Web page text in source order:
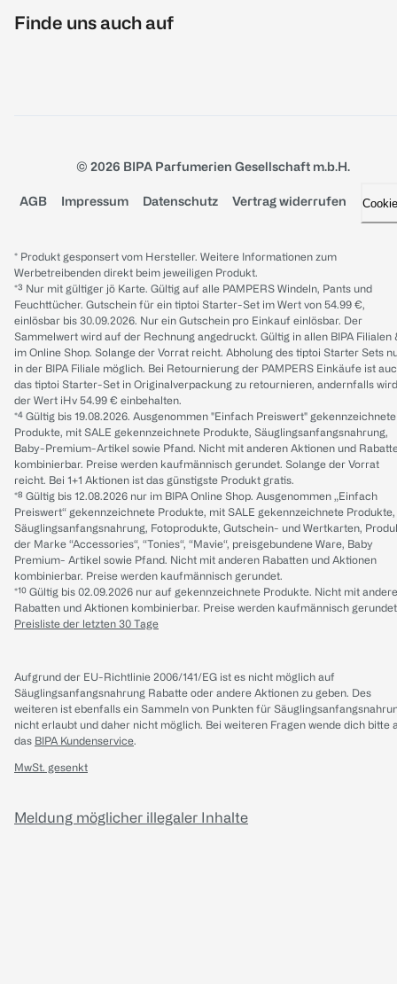
Finde uns auch auf
© 2026 BIPA Parfumerien Gesellschaft m.b.H.
AGB Impressum Datenschutz Vertrag widerrufen
* Produkt gesponsert vom Hersteller. Weitere Informationen zum
Werbetreibenden direkt beim jeweiligen Produkt.
*³ Nur mit gültiger jö Karte. Gültig auf alle PAMPERS Windeln, Pants und
Feuchttücher. Gutschein für ein tiptoi Starter-Set im Wert von 54.99 €,
einlösbar bis 30.09.2026. Nur ein Gutschein pro Einkauf einlösbar. Der
Sammelwert wird auf der Rechnung angedruckt. Gültig in allen BIPA Filialen
im Online Shop. Solange der Vorrat reicht. Abholung des tiptoi Starter Sets
in der BIPA Filiale möglich. Bei Retournierung der PAMPERS Einkäufe ist
das tiptoi Starter-Set in Originalverpackung zu retournieren, andernfalls wird
der Wert iHv 54.99 € einbehalten.
*⁴ Gültig bis 19.08.2026. Ausgenommen "Einfach Preiswert" gekennzeichnete
Produkte, mit SALE gekennzeichnete Produkte, Säuglingsanfangsnahrung,
Baby-Premium-Artikel sowie Pfand. Nicht mit anderen Aktionen und
kombinierbar. Preise werden kaufmännisch gerundet. Solange der Vorrat
reicht. Bei 1+1 Aktionen ist das günstigste Produkt gratis.
*⁸ Gültig bis 12.08.2026 nur im BIPA Online Shop. Ausgenommen „Einfach
Preiswert“ gekennzeichnete Produkte, mit SALE gekennzeichnete Produkte,
Säuglingsanfangsnahrung, Fotoprodukte, Gutschein- und Wertkarten,
der Marke “Accessories“, “Tonies“, “Mavie“, preisgebundene Ware, Baby
Premium- Artikel sowie Pfand. Nicht mit anderen Rabatten und Aktionen
kombinierbar. Preise werden kaufmännisch gerundet.
*¹⁰ Gültig bis 02.09.2026 nur auf gekennzeichnete Produkte. Nicht mit
Rabatten und Aktionen kombinierbar. Preise werden kaufmännisch
Preisliste der letzten 30 Tage
Aufgrund der EU-Richtlinie 2006/141/EG ist es nicht möglich auf
Säuglingsanfangsnahrung Rabatte oder andere Aktionen zu geben. Des
weiteren ist ebenfalls ein Sammeln von Punkten für
nicht erlaubt und daher nicht möglich. Bei weiteren Fragen wende dich bitte
das BIPA Kundenservice.
MwSt. gesenkt
Meldung möglicher illegaler Inhalte